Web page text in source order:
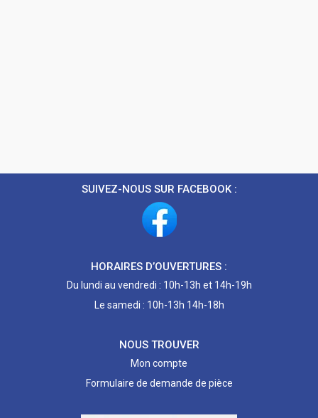
SUIVEZ-NOUS SUR FACEBOOK :
HORAIRES D’OUVERTURES :
Du lundi au vendredi : 10h-13h et 14h-19h
Le samedi : 10h-13h 14h-18h
NOUS TROUVER
Mon compte
Formulaire de demande de pièce